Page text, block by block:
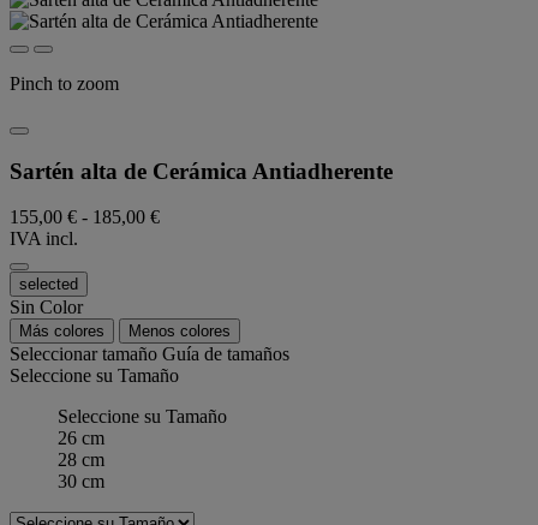
Pinch to zoom
Sartén alta de Cerámica Antiadherente
155,00 € - 185,00 €
IVA incl.
selected
Sin Color
Más colores Menos colores
Seleccionar tamaño Guía de tamaños
Seleccione su Tamaño
Seleccione su Tamaño
26 cm
28 cm
30 cm